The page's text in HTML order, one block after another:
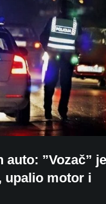
”Vozač”
upalio motor i